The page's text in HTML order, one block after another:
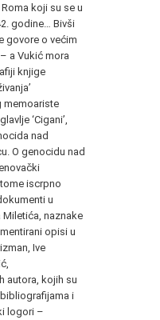
koji su se u
godine… Bivši
govore o većim
a Vukić mora
knjige
memoariste
‘Cigani’,
nad
O genocidu nad
iscrpno
u
Miletića, naznake
opisi u
Ive
autora, kojih su
i
logori –